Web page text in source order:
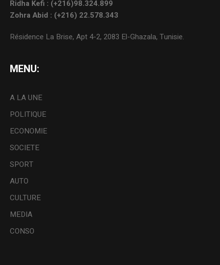
Ridha Kefi : (+216)98.324.899
Zohra Abid : (+216) 22.578.343
Résidence La Brise, Apt 4-2, 2083 El-Ghazala, Tunisie.
MENU:
A LA UNE
POLITIQUE
ECONOMIE
SOCIETE
SPORT
AUTO
CULTURE
MEDIA
CONSO